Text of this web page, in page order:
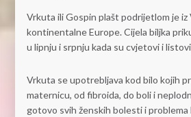
Vrkuta ili Gospin plašt podrijetlom je iz
kontinentalne Europe. Cijela biljka
u lipnju i srpnju kada su cvjetovi i
Vrkuta se upotrebljava kod bilo kojih
maternicu, od fibroida, do boli i
gotovo svih ženskih bolesti i problema